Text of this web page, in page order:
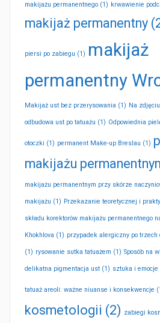
makijażu permanentnego (1) krwawienie
makijaż permanentny
piersi po zabiegu (1) makijaż
permanentny
Makijaż ust bez przerysowania (1) Na
odbudowa ust po tatuażu (1) Odpowiednia
otoczki (1) permanent Make-up Breslau (1)
makijażu
makijażu permanentnym przy skórze
makijażu (1) Przekazanie teoretycznej i
składu korektorów makijażu permanentnego
Khokhlova (1) przypadek alergiczny po trzech
(1) rysowanie sutka tatuażem (1) Sposób na
delikatna pigmentacja ust (1) sztuka i emocje
tatuaż areoli: ważne niuanse i konsekwencje
kosmetologii (2) zabiegi